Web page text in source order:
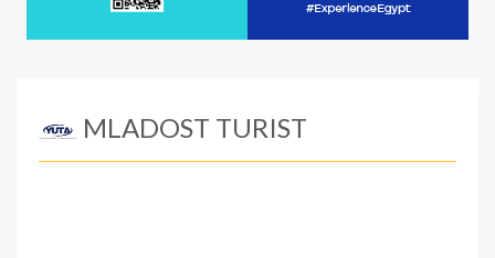
MLADOST TURIST